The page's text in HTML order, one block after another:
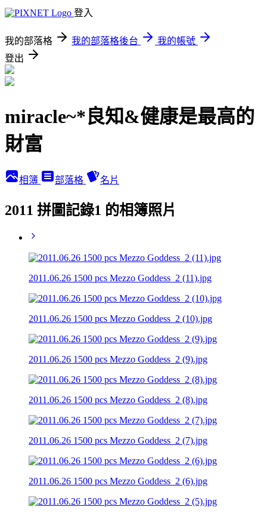
登入
我的部落格 我的部落格後台
我的帳號
登出
miracle~*良知&健康是最高的
財富
相簿 部落格 名片
2011 拼圖記錄1 的相簿照片
2011.06.26 1500 pcs Mezzo Goddess_2 (11).jpg
2011.06.26 1500 pcs Mezzo Goddess_2 (10).jpg
2011.06.26 1500 pcs Mezzo Goddess_2 (9).jpg
2011.06.26 1500 pcs Mezzo Goddess_2 (8).jpg
2011.06.26 1500 pcs Mezzo Goddess_2 (7).jpg
2011.06.26 1500 pcs Mezzo Goddess_2 (6).jpg